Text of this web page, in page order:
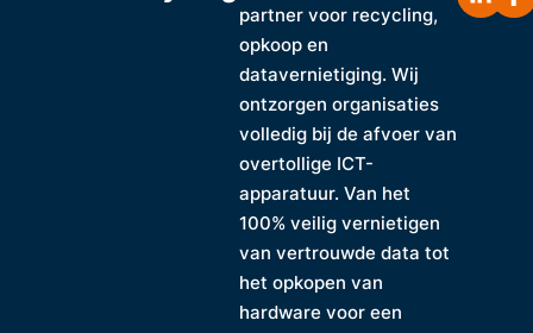
partner voor recycling,
opkoop en
datavernietiging. Wij
ontzorgen organisaties
volledig bij de afvoer van
overtollige ICT-
apparatuur. Van het
100% veilig vernietigen
van vertrouwde data tot
het opkopen van
hardware voor een